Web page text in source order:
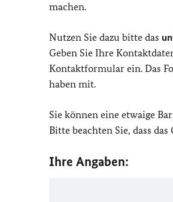
machen.
Nutzen Sie dazu bitte das
Geben Sie Ihre
Kontaktformular ein. Das
haben mit.
Sie können eine etwaige
Bitte beachten Sie, dass
Ihre Angaben: